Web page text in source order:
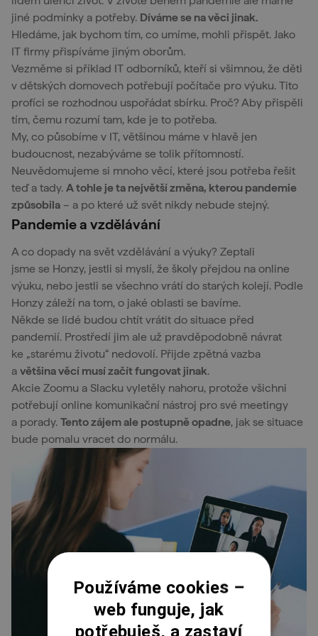
jiné podmínky a potřeby. Díváme se na věci jinak.
Hledáme, jak bychom tím, co umíme, mohli přispět. Jako
IT firmy přispíváme jiným oborům.
Vezměme si příklad IT odborníků, kteří si všimnou, že děti
v dětských domovech potřebují počítače pro výuku. Tito
profíci se rozhodnou uspořádat sbírku. Proč? Aby přispěli
tím, čemu rozumí tam, kde je to potřeba.
My, co působíme v IT, většinou máme v hlavě jen
budoucnost, nezabýváme se tolik přítomností.
Neuvědomujeme si mnoho věcí, které jsou potřeba řešit
teď a tady. A tohle je ta největší změna, kterou pandemie
způsobila – a po které už svět nikdy nebude stejný.
Pandemie a vzdělávání
A co dopady na svět vzdělávání a výuky? Zeptali
jsme se Honzy, jestli si myslí, že školy přejdou na online
výuku, nebo jestli se všechno vrátí do starých kolejí. Podle
Honzy záleží na tom, o jaké oblasti se bavíme.
Někde se lidé budou chtít vrátit do situace před
pandemií. Prostředí jim ale už pravděpodobně návrat
ke „starému životu“ nedovolí. Přijde zpětná vazba
a většina věcí musí začít fungovat jinak.
Akcie Zoomu a Slacku vyletěly nahoru, protože všichni
potřebují online komunikační nástroj pro své meetingy
a porady. Tento zájem ale postupně opadne, jak se situace
bude pomalu vracet do normálu.
Používáme cookies –
web funguje, jak
potřebuješ, a zastaví